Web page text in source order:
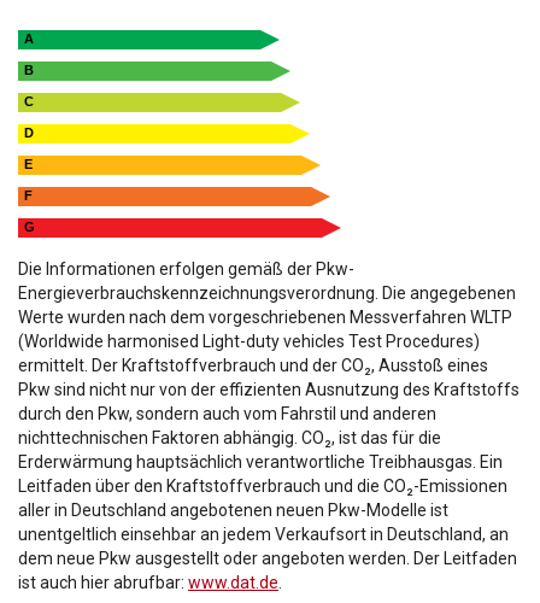
A
B
C
D
E
F
G
Die Informationen erfolgen gemäß der Pkw-
Energieverbrauchskennzeichnungsverordnung. Die angegebenen
Werte wurden nach dem vorgeschriebenen Messverfahren WLTP
(Worldwide harmonised Light-duty vehicles Test Procedures)
ermittelt. Der Kraftstoffverbrauch und der CO₂, Ausstoß eines
Pkw sind nicht nur von der effizienten Ausnutzung des Kraftstoffs
durch den Pkw, sondern auch vom Fahrstil und anderen
nichttechnischen Faktoren abhängig. CO₂, ist das für die
Erderwärmung hauptsächlich verantwortliche Treibhausgas. Ein
Leitfaden über den Kraftstoffverbrauch und die CO₂-Emissionen
aller in Deutschland angebotenen neuen Pkw-Modelle ist
unentgeltlich einsehbar an jedem Verkaufsort in Deutschland, an
dem neue Pkw ausgestellt oder angeboten werden. Der Leitfaden
ist auch hier abrufbar: www.dat.de.